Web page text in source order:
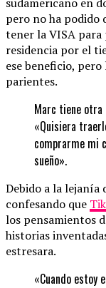
pero no ha podido
tener la VISA para
residencia por el
ese beneficio, pero
parientes.
Marc tiene otra
«Quisiera
comprarme mi
sueño».
Debido a la lejanía
confesando que
los pensamientos
historias
estresara.
«Cuando estoy